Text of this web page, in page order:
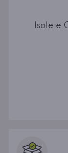
Isole e